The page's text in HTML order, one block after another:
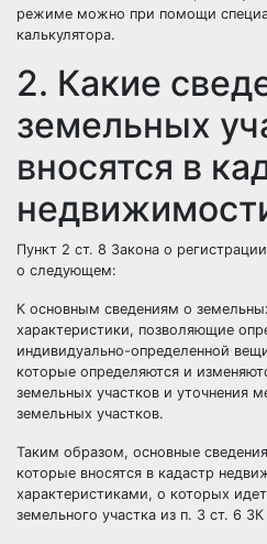
режиме можно при помощи
калькулятора.
2. Какие
земельных
вносятся в
Пункт 2 ст. 8 Закона о
о следующем:
К основным сведениям о
характеристики, позволяющие
индивидуально-определенной
которые определяются и
земельных участков и уточнения
земельных участков.
Таким образом, основные
которые вносятся в кадастр
характеристиками, о которых
земельного участка из п. 3 ст. 6